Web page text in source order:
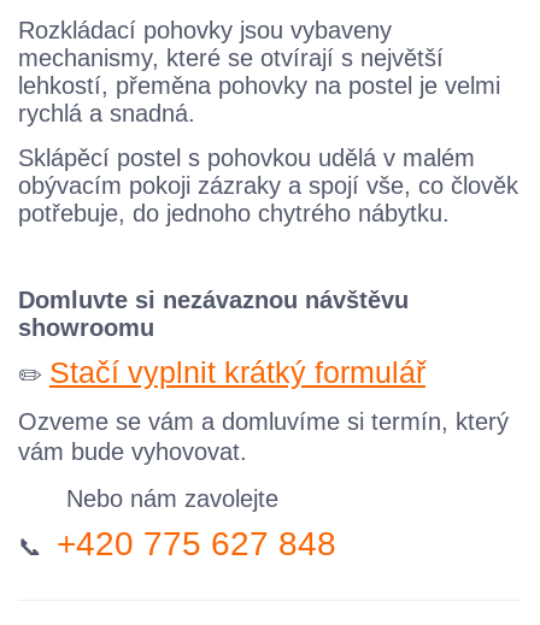
Rozkládací pohovky jsou vybaveny
mechanismy, které se otvírají s největší
lehkostí, přeměna pohovky na postel je velmi
rychlá a snadná.
Sklápěcí postel s pohovkou udělá v malém
obývacím pokoji zázraky a spojí vše, co člověk
potřebuje, do jednoho chytrého nábytku.
Domluvte si nezávaznou návštěvu
showroomu
✏️ Stačí vyplnit krátký formulář
Ozveme se vám a domluvíme si termín, který
vám bude vyhovovat.
Nebo nám zavolejte
📞 +420 775 627 848